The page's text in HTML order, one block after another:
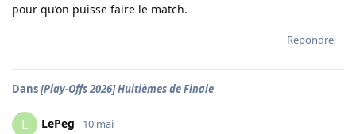
pour qu’on puisse faire le match.
Répondre
Dans[Play-Offs 2026] Huitièmes de Finale
L LePeg 10 mai